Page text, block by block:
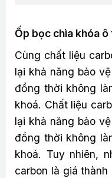
Ốp bọc chìa khóa
Cùng chất liệu
lại khả năng bảo
đồng thời không
khoá. Chất liệu
lại khả năng bảo
đồng thời không
khoá. Tuy nhiên,
carbon là giá